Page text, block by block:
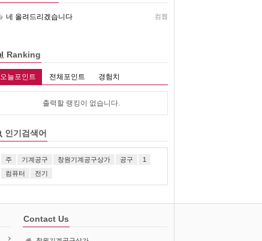
네 올려드리겠습니다 컴웹
Ranking
오늘포인트 전체포인트 경험치
출력할 랭킹이 없습니다.
인기검색어
주 기계공구 창원기계공구상가 공구
1
컴퓨터
전기
Contact Us